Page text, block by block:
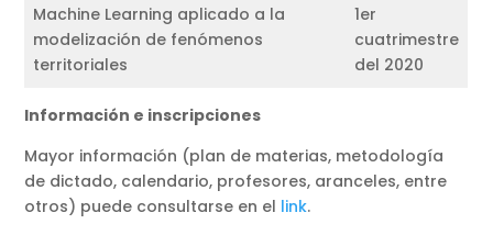
Machine Learning aplicado a la
modelización de fenómenos
territoriales
1er
cuatrimestre
del 2020
Información e inscripciones
Mayor información (plan de materias, metodología
de dictado, calendario, profesores, aranceles, entre
otros) puede consultarse en el link.